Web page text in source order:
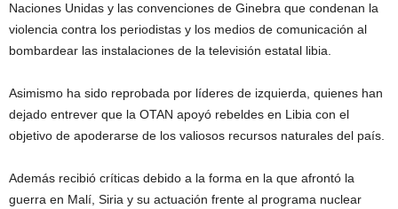
Naciones Unidas y las convenciones de Ginebra que condenan la
violencia contra los periodistas y los medios de comunicación al
bombardear las instalaciones de la televisión estatal libia.
Asimismo ha sido reprobada por líderes de izquierda, quienes han
dejado entrever que la OTAN apoyó rebeldes en Libia con el
objetivo de apoderarse de los valiosos recursos naturales del país.
Además recibió críticas debido a la forma en la que afrontó la
guerra en Malí, Siria y su actuación frente al programa nuclear